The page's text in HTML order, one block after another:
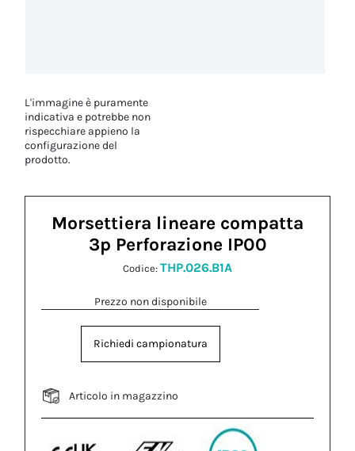
L'immagine è puramente
indicativa e potrebbe non
rispecchiare appieno la
configurazione del
prodotto.
Morsettiera lineare compatta
3p Perforazione IP00
Codice: THP.026.B1A
Prezzo non disponibile
Richiedi campionatura
Articolo in magazzino